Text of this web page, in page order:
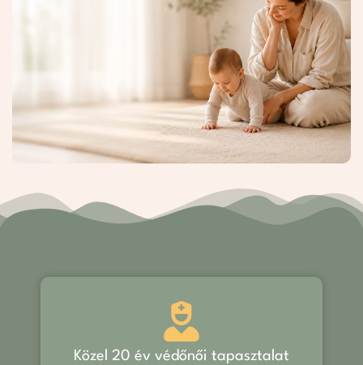
Közel 20 év védőnői tapasztalat